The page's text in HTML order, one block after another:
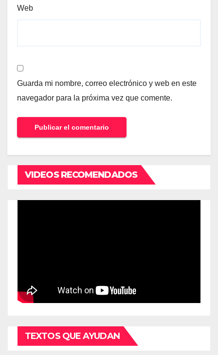
Web
Guarda mi nombre, correo electrónico y web en este
navegador para la próxima vez que comente.
VIDEOS RECOMENDADOS
TEXTOS QUE AYUDAN